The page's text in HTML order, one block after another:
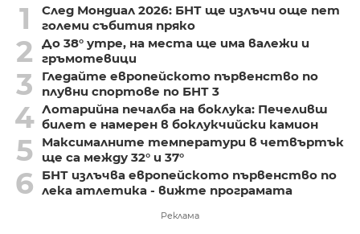
1
След Мондиал 2026: БНТ ще излъчи още пет
големи събития пряко
2
До 38° утре, на места ще има валежи и
гръмотевици
3
Гледайте европейското първенство по
плувни спортове по БНТ 3
4 Лотарийна печалба на боклука: Печеливш
билет е намерен в боклукчийски камион
5
Максималните температури в четвъртък
ще са между 32° и 37°
6
БНТ излъчва европейското първенство по
лека атлетика - вижте програмата
Реклама